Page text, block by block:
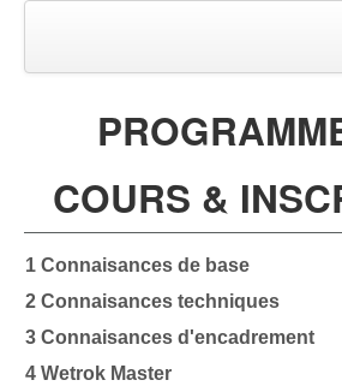
Connexion
Recherche
COURS &
1 Connaisances de base
2 Connaisances techniques
3 Connaisances d'encadrement
4 Wetrok Master